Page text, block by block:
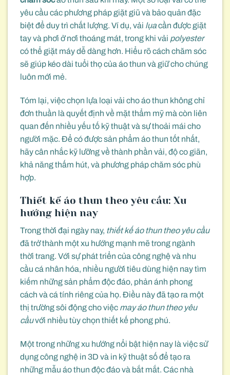
yêu cầu các phương pháp giặt giũ và bảo quản đặc
biệt để duy trì chất lượng. Ví dụ, vải lụacần được giặt
tay và phơi ở nơi thoáng mát, trong khi vải polyester
có thể giặt máy dễ dàng hơn. Hiểu rõ cách chăm sóc
sẽ giúp kéo dài tuổi thọ của áo thun và giữ cho chúng
luôn mới mẻ.
Tóm lại, việc chọn lựa loại vải cho áo thun không chỉ
đơn thuần là quyết định về mặt thẩm mỹ mà còn liên
quan đến nhiều yếu tố kỹ thuật và sự thoải mái cho
người mặc. Để có được sản phẩm áo thun tốt nhất,
hãy cân nhắc kỹ lưỡng về thành phần vải, độ co giãn,
khả năng thấm hút, và phương pháp chăm sóc phù
hợp.
Thiết kế áo thun theo yêu cầu: Xu
hướng hiện nay
Trong thời đại ngày nay, thiết kế áo thun theo yêu cầu
đã trở thành một xu hướng mạnh mẽ trong ngành
thời trang. Với sự phát triển của công nghệ và nhu
cầu cá nhân hóa, nhiều người tiêu dùng hiện nay tìm
kiếm những sản phẩm độc đáo, phản ánh phong
cách và cá tính riêng của họ. Điều này đã tạo ra một
thị trường sôi động cho việc may áo thun theo yêu
cầuvới nhiều tùy chọn thiết kế phong phú.
Một trong những xu hướng nổi bật hiện nay là việc sử
dụng công nghệ in 3D và in kỹ thuật số để tạo ra
những mẫu áo thun độc đáo và bắt mắt. Các nhà